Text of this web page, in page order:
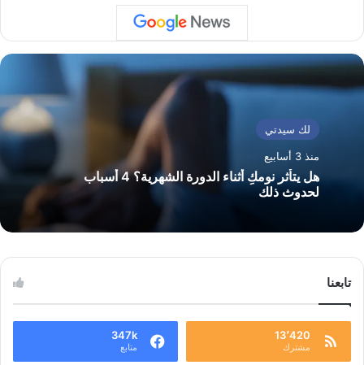
لك سيدتي
منذ 3 أسابيع
هل يتأثر نومكِ أثناء الدورة الشهرية؟ 4 أسباب
لحدوث ذلك
تابعنا
13٬420
مشترك
347k
متابع